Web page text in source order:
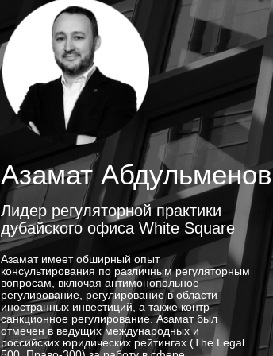
Азамат Абдульменов
Лидер регуляторной практики
дубайского офиса White Square
Азамат имеет обширный опыт
консультирования по различным регуляторным
вопросам, включая антимонопольное
регулирование, регулирование в области
иностранных инвестиций, а также контр-
санкционное регулирование. Азамат был
отмечен в ведущих международных и
российских юридических рейтингах (The Legal